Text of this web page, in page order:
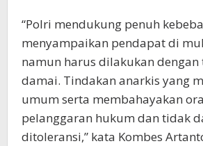
“Polri mendukung penuh
menyampaikan pendapat di
namun harus dilakukan
damai. Tindakan anarkis yang
umum serta membahayakan
pelanggaran hukum dan tidak
ditoleransi,” kata Kombes